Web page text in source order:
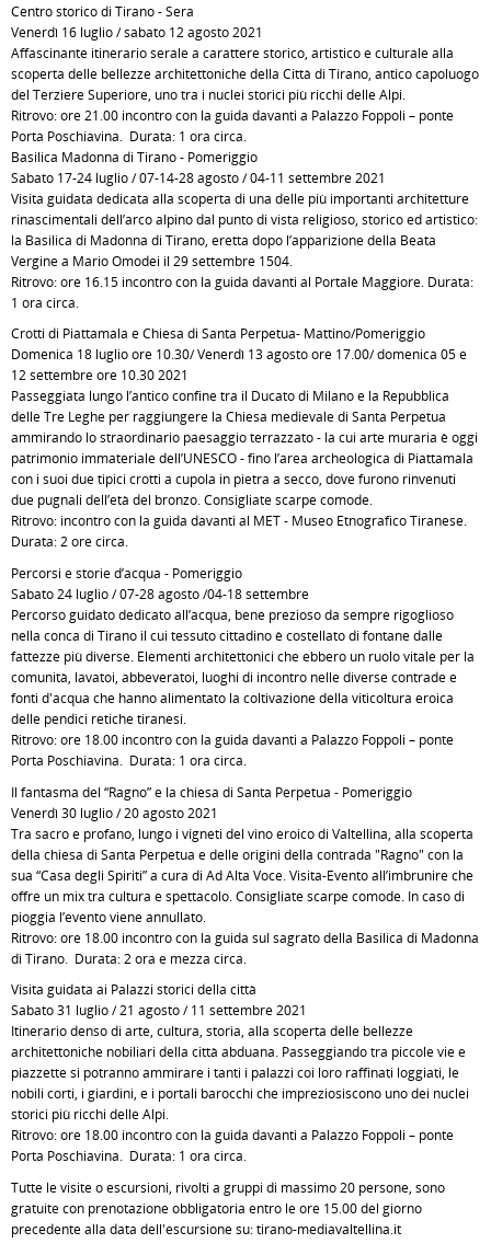
Centro storico di Tirano - Sera
Venerdì 16 luglio / sabato 12 agosto 2021
Affascinante itinerario serale a carattere storico, artistico e culturale alla
scoperta delle bellezze architettoniche della Città di Tirano, antico capoluogo
del Terziere Superiore, uno tra i nuclei storici più ricchi delle Alpi.
Ritrovo: ore 21.00 incontro con la guida davanti a Palazzo Foppoli – ponte
Porta Poschiavina. Durata: 1 ora circa.
Basilica Madonna di Tirano - Pomeriggio
Sabato 17-24 luglio / 07-14-28 agosto / 04-11 settembre 2021
Visita guidata dedicata alla scoperta di una delle più importanti architetture
rinascimentali dell’arco alpino dal punto di vista religioso, storico ed artistico:
la Basilica di Madonna di Tirano, eretta dopo l’apparizione della Beata
Vergine a Mario Omodei il 29 settembre 1504.
Ritrovo: ore 16.15 incontro con la guida davanti al Portale Maggiore. Durata:
1 ora circa.
Crotti di Piattamala e Chiesa di Santa Perpetua- Mattino/Pomeriggio
Domenica 18 luglio ore 10.30/ Venerdì 13 agosto ore 17.00/ domenica 05 e
12 settembre ore 10.30 2021
Passeggiata lungo l’antico confine tra il Ducato di Milano e la Repubblica
delle Tre Leghe per raggiungere la Chiesa medievale di Santa Perpetua
ammirando lo straordinario paesaggio terrazzato - la cui arte muraria è oggi
patrimonio immateriale dell’UNESCO - fino l’area archeologica di Piattamala
con i suoi due tipici crotti a cupola in pietra a secco, dove furono rinvenuti
due pugnali dell’età del bronzo. Consigliate scarpe comode.
Ritrovo: incontro con la guida davanti al MET - Museo Etnografico Tiranese.
Durata: 2 ore circa.
Percorsi e storie d’acqua - Pomeriggio
Sabato 24 luglio / 07-28 agosto /04-18 settembre
Percorso guidato dedicato all’acqua, bene prezioso da sempre rigoglioso
nella conca di Tirano il cui tessuto cittadino è costellato di fontane dalle
fattezze più diverse. Elementi architettonici che ebbero un ruolo vitale per la
comunità, lavatoi, abbeveratoi, luoghi di incontro nelle diverse contrade e
fonti d'acqua che hanno alimentato la coltivazione della viticoltura eroica
delle pendici retiche tiranesi.
Ritrovo: ore 18.00 incontro con la guida davanti a Palazzo Foppoli – ponte
Porta Poschiavina. Durata: 1 ora circa.
Il fantasma del “Ragno” e la chiesa di Santa Perpetua - Pomeriggio
Venerdì 30 luglio / 20 agosto 2021
Tra sacro e profano, lungo i vigneti del vino eroico di Valtellina, alla scoperta
della chiesa di Santa Perpetua e delle origini della contrada "Ragno" con la
sua “Casa degli Spiriti” a cura di Ad Alta Voce. Visita-Evento all’imbrunire che
offre un mix tra cultura e spettacolo. Consigliate scarpe comode. In caso di
pioggia l’evento viene annullato.
Ritrovo: ore 18.00 incontro con la guida sul sagrato della Basilica di Madonna
di Tirano. Durata: 2 ora e mezza circa.
Visita guidata ai Palazzi storici della città
Sabato 31 luglio / 21 agosto / 11 settembre 2021
Itinerario denso di arte, cultura, storia, alla scoperta delle bellezze
architettoniche nobiliari della città abduana. Passeggiando tra piccole vie e
piazzette si potranno ammirare i tanti i palazzi coi loro raffinati loggiati, le
nobili corti, i giardini, e i portali barocchi che impreziosiscono uno dei nuclei
storici più ricchi delle Alpi.
Ritrovo: ore 18.00 incontro con la guida davanti a Palazzo Foppoli – ponte
Porta Poschiavina. Durata: 1 ora circa.
Tutte le visite o escursioni, rivolti a gruppi di massimo 20 persone, sono
gratuite con prenotazione obbligatoria entro le ore 15.00 del giorno
precedente alla data dell'escursione su: tirano-mediavaltellina.it